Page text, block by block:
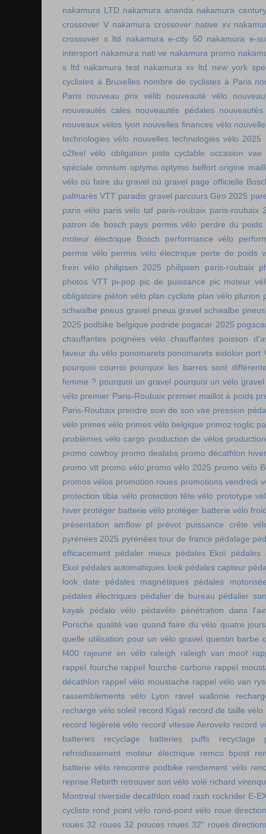
nakamura LTD nakamura ananda nakamura
crossover V nakamura crossover native xv
crossover s ltd
nakamura e-city 50 nakamura e-
intersport nakamura nati ve nakamura promo
s ltd nakamura test nakamura xv ltd
new york
cyclistes à Bruxelles nombre de cyclistes à Paris
Paris
nouveau prix vélib nouveauté vélo
nouveautés cales nouveautés pédales
nouveaux vélos lyon nouvelles finances vélo
technologies vélo nouvelles technologies vélo 2025
o2feel vélo
obligation piste cyclable
occasion vae
spéciale omnium optymo optymo belfort origine
vélo où faire du gravel où gravel page officielle
palmarès VTT paradis gravel parcours Giro 2025
paris vélo paris vélo taf paris-roubaix paris-roubaix
patron de bosch pays permis vélo perdre du poids
moteur électrique Bosch
performance vélo
permis vélo permis vélo électrique perte de poids
frein vélo
philipsen 2025 philipsen paris-roubaix
photos VTT pi-pop pic de puissance pic moteur
obligatoire piéton vélo plan cycliste plan vélo plurion
schwalbe pneus gravel pneus gravel schwalbe
2025 podbike belgique podride pogacar 2025
chauffantes poignées vélo chauffantes poisson
faveur du vélo ponomarets ponomarets eidolon port
pourquoi courroi pourquoi les barres sont
femme ? pourquoi un gravel pourquoi un vélo gravel
vélo premier Paris-Roubaix premier maillot à poids
Paris-Roubaix prendre soin de son vae pression
vélo primes vélo primes vélo belgique primoz roglic
problèmes vélo cargo production de vélos
promo cowboy promo dealabs promo décathlon hiver
promo vtt promo vélo promo vélo 2025 promo vélo
promos vélos promotion roues promotions vendredi
protection tibia vélo protection tête vélo prototype
hiver protéger batterie vélo protéger batterie vélo
présentation amflow pl
prévot puissance crête
pyrénées 2025 pyrénées tour de france pédalage
efficacement pédaler mieux pédales Ekoï pédales
Ekoï pédales automatiques look pédales capteur
look date
pédales magnétiques
pédales
pédales électriques pédalier de bureau pédalier
kayak
pédalo vélo pédavélo
pénétration dans l'air
Porsche qualité vae quand faire du vélo quatre
quelle utilisation pour un vélo gravel quentin barbe
f400 rajeunir en vélo raleigh raleigh van moof
rappel fourche rappel fourche carbone rappel
décathlon rappel vélo moustache rappel vélo van
rassemblements vélo Lyon
ravel wallonie
recharge vélo soleil record Kigali record de taille vélo
record légèreté vélo record vitesse Aerovelo record
batteries
recyclage batteries puffs
recyclage
refroidissement moteur électrique
remco bpost
batterie vélo rencontre podbike rendement vélo
reprise Rebirth retrouver son vélo volé richard
Montreal riverside decathlon road rash rockrider E-
cycliste rond point vélo rond-point vélo roue
roues 32 roues 32 pouces roues 32" roues